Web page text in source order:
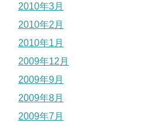
2010年3月
2010年2月
2010年1月
2009年12月
2009年9月
2009年8月
2009年7月